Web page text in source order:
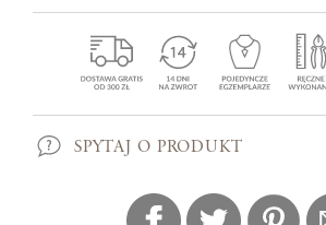
SPYTAJ O PRODUKT